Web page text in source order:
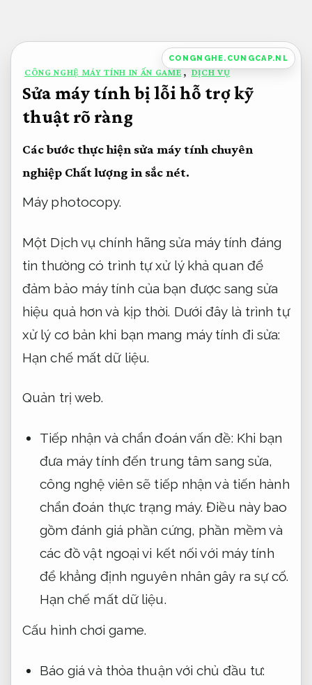
nội
dung
CONGNGHE.CUNGCAP.NL
CÔNG NGHỆ MÁY TÍNH IN ẤN GAME , DỊCH VỤ
Sửa máy tính bị lỗi hỗ trợ kỹ
thuật rõ ràng
Các bước thực hiện sửa máy tính chuyên
nghiệp Chất lượng in sắc nét.
Máy photocopy.
Một Dịch vụ chính hãng sửa máy tính đáng
tin thường có trình tự xử lý khả quan để
đảm bảo máy tính của bạn được sang sửa
hiệu quả hơn và kịp thời. Dưới đây là trình tự
xử lý cơ bản khi bạn mang máy tính đi sửa:
Hạn chế mất dữ liệu.
Quản trị web.
Tiếp nhận và chẩn đoán vấn đề: Khi bạn
đưa máy tính đến trung tâm sang sửa,
công nghệ viên sẽ tiếp nhận và tiến hành
chẩn đoán thực trạng máy. Điều này bao
gồm đánh giá phần cứng, phần mềm và
các đồ vật ngoại vi kết nối với máy tính
để khẳng định nguyên nhân gây ra sự cố.
Hạn chế mất dữ liệu.
Cấu hình chơi game.
Báo giá và thỏa thuận với chủ đầu tư: